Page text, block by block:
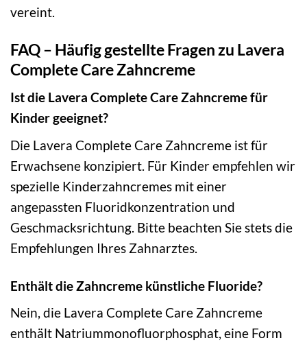
vereint.
FAQ – Häufig gestellte Fragen zu Lavera
Complete Care Zahncreme
Ist die Lavera Complete Care Zahncreme für
Kinder geeignet?
Die Lavera Complete Care Zahncreme ist für
Erwachsene konzipiert. Für Kinder empfehlen wir
spezielle Kinderzahncremes mit einer
angepassten Fluoridkonzentration und
Geschmacksrichtung. Bitte beachten Sie stets die
Empfehlungen Ihres Zahnarztes.
Enthält die Zahncreme künstliche Fluoride?
Nein, die Lavera Complete Care Zahncreme
enthält Natriummonofluorphosphat, eine Form